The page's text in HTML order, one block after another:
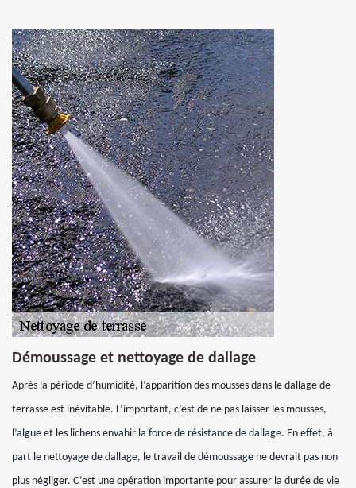
Démoussage et nettoyage de dallage
Après la période d’humidité, l’apparition des mousses dans le dallage de
terrasse est inévitable. L’important, c’est de ne pas laisser les mousses,
l’algue et les lichens envahir la force de résistance de dallage. En effet, à
part le nettoyage de dallage, le travail de démoussage ne devrait pas non
plus négliger. C’est une opération importante pour assurer la durée de vie